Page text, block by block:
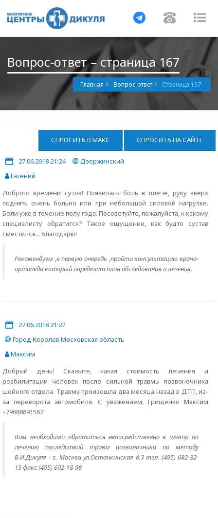
Навигация
Вопрос-ответ – страница 167
Главная Вопрос-ответ Страница 167
СПРОСИТЬ В МАКС СПРОСИТЬ НА САЙТЕ
27.06.2018 21:24
Дзержинский
Евгений
Доброго времени суток! Появилась боль в плече, руку вверх
поднять очень больно или при небольшой силовой нагрузке.
Боли уже в течение полу года. Посоветуйте, пожалуйста, к какому
специалисту обратится? Такое ощущение, как будто сустав
сместился... Благодарю!
Рекомендуем ,в первую очередь ,пройти консультацию врача-
ортопеда который определит план обследования и лечения.
27.06.2018 21:22
Город Королев Московская область
Максим
Добрый день! Скажите, какая стоимость лечения и
реабилитации человек после сильной травмы позвоночника
шейного отдела. Травма произошла два месяца назад в ДТП, из-
за переворота автомобиля. С уважением, Грищенко Максим
+79688691567
Вам необходимо обратиться непосредственно в центр по
лечению последствий травм позвоночника по методу
В.И.Дикуля - г. Москва ул.Останкинская д.3 тел. (495) 682-32-
15 факс (495) 602-18-98